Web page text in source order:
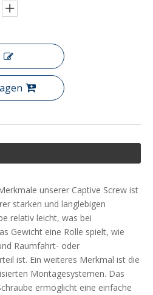
unserer Captive Screw ist
starken und langlebigen
relativ leicht, was bei
Gewicht eine Rolle spielt, wie
Raumfahrt- oder
ist. Ein weiteres Merkmal ist die
Montagesystemen. Das
ermöglicht eine einfache